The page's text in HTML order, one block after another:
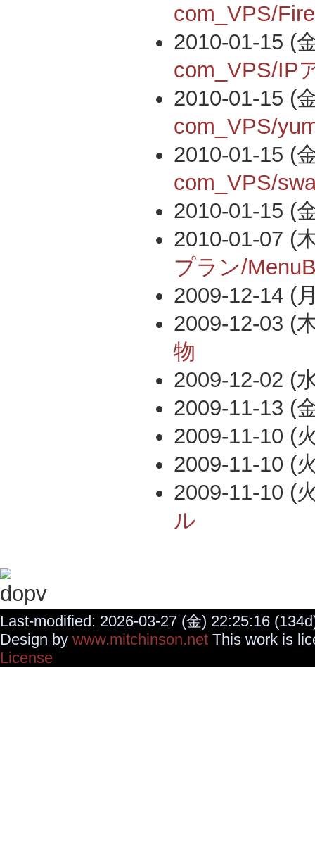
com_VPS/
2010-01-15 (
com_VPS/IP
2010-01-15 (
com_VPS/
2010-01-15 (
com_VPS/
2010-01-15 (
2010-01-07 (
プラン/
2009-12-14 (
2009-12-03 (
物
2009-12-02 (
2009-11-13 (
2009-11-10 (
2009-11-10 (
2009-11-10 (
ル
Last-modified: 2026-03-27 (金) 22:25:16
Design by www.mitchinson.net This work is
License